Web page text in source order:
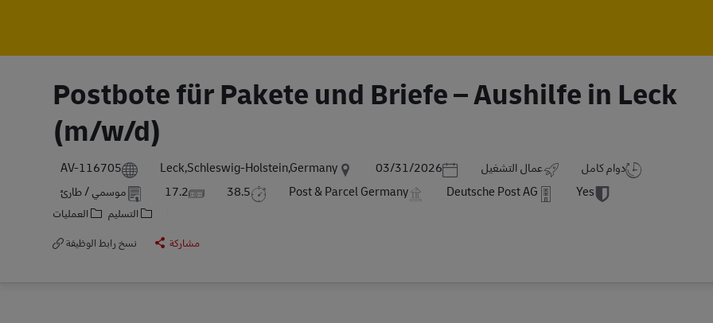
Postbote für Pakete und Briefe – Aushilfe in Leck
(m/w/d)
AV-116705 Leck,Schleswig-Holstein,Germany Posted Date
03/31/2026 عمال التشغيل
دوام كامل
موسمي / طارئ
17.2 38.5 Post & Parcel Germany Deutsche Post AG Yes
التسليم
العمليات
نسخ رابط الوظيفة
مشاركة